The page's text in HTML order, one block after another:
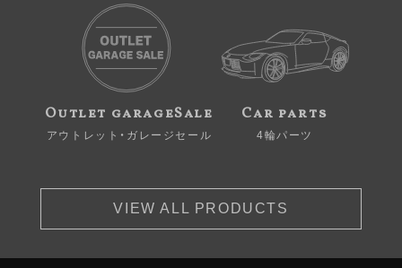
Outlet garageSale
アウトレット・ガレージセール
Car parts
4輪パーツ
VIEW ALL PRODUCTS